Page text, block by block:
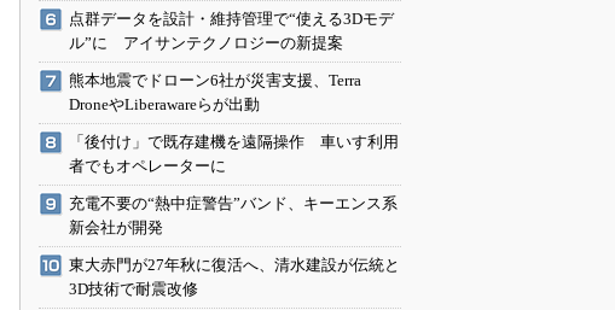
点群データを設計・維持管理で“使える3Dモデ
ル”に アイサンテクノロジーの新提案
熊本地震でドローン6社が災害支援、Terra
DroneやLiberawareらが出動
「後付け」で既存建機を遠隔操作 車いす利用
者でもオペレーターに
充電不要の“熱中症警告”バンド、キーエンス系
新会社が開発
東大赤門が27年秋に復活へ、清水建設が伝統と
3D技術で耐震改修